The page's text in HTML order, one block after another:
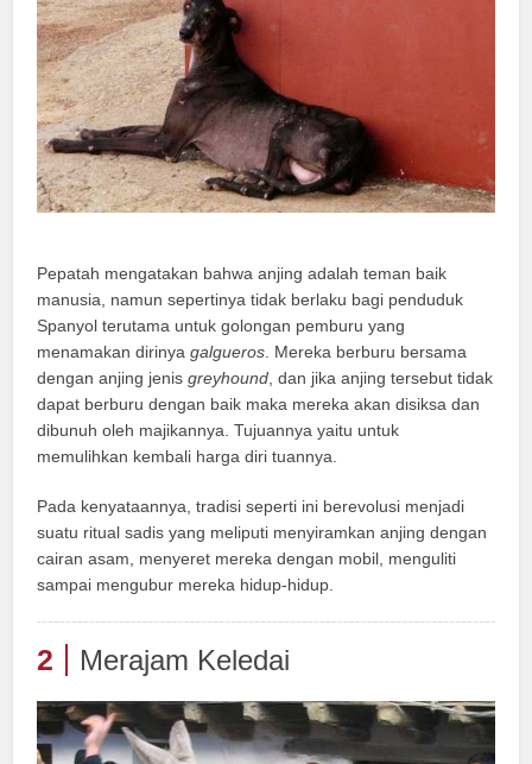
Pepatah mengatakan bahwa anjing adalah teman baik
manusia, namun sepertinya tidak berlaku bagi penduduk
Spanyol terutama untuk golongan pemburu yang
menamakan dirinyagalgueros . Mereka berburu bersama
dengan anjing jenisgreyhound , dan jika anjing tersebut tidak
dapat berburu dengan baik maka mereka akan disiksa dan
dibunuh oleh majikannya. Tujuannya yaitu untuk
memulihkan kembali harga diri tuannya.
Pada kenyataannya, tradisi seperti ini berevolusi menjadi
suatu ritual sadis yang meliputi menyiramkan anjing dengan
cairan asam, menyeret mereka dengan mobil, menguliti
sampai mengubur mereka hidup-hidup.
2 Merajam Keledai